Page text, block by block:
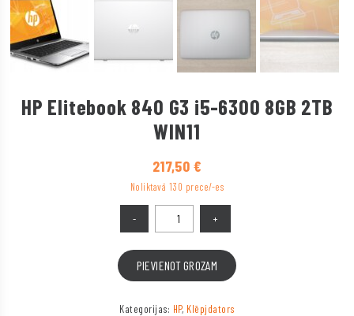
HP Elitebook 840 G3 i5-6300 8GB 2TB
WIN11
217,50 €
Noliktavā 130 prece/-es
PIEVIENOT GROZAM
Kategorijas: HP, Klēpjdators